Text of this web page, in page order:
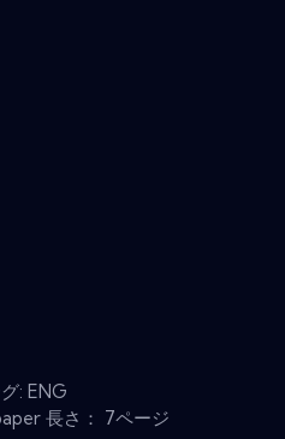
: ENG
長さ： 7ページ